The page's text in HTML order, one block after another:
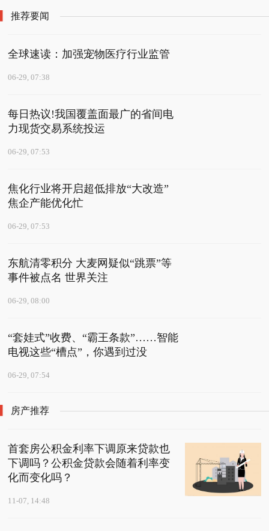
推荐要闻
全球速读：加强宠物医疗行业监管
06-29, 07:38
每日热议!我国覆盖面最广的省间电
力现货交易系统投运
06-29, 07:53
焦化行业将开启超低排放“大改造”
焦企产能优化忙
06-29, 07:53
东航清零积分 大麦网疑似“跳票”等
事件被点名 世界关注
06-29, 08:00
“套娃式”收费、“霸王条款”……智能
电视这些“槽点”，你遇到过没
06-29, 07:54
房产推荐
首套房公积金利率下调原来贷款也
下调吗？公积金贷款会随着利率变
化而变化吗？
11-07, 14:48